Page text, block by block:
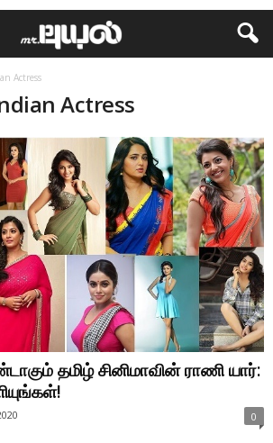
Actress
Actress
தமிழ் சினிமாவின் ராணி யார்:
0